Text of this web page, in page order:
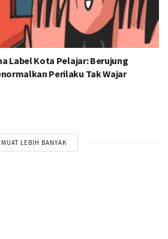
Label Kota Pelajar: Berujung
Perilaku Tak Wajar
MUAT LEBIH BANYAK